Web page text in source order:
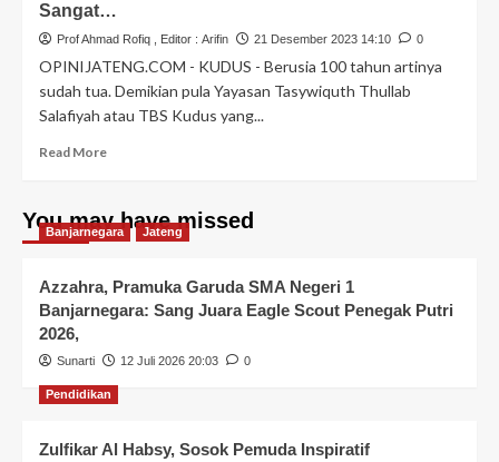
Sangat…
Prof Ahmad Rofiq , Editor : Arifin 21 Desember 2023 14:10 0
OPINIJATENG.COM - KUDUS - Berusia 100 tahun artinya
sudah tua. Demikian pula Yayasan Tasywiquth Thullab
Salafiyah atau TBS Kudus yang...
Read More
You may have missed
Banjarnegara Jateng
Azzahra, Pramuka Garuda SMA Negeri 1
Banjarnegara: Sang Juara Eagle Scout Penegak Putri
2026,
Sunarti 12 Juli 2026 20:03 0
Pendidikan
Zulfikar Al Habsy, Sosok Pemuda Inspiratif